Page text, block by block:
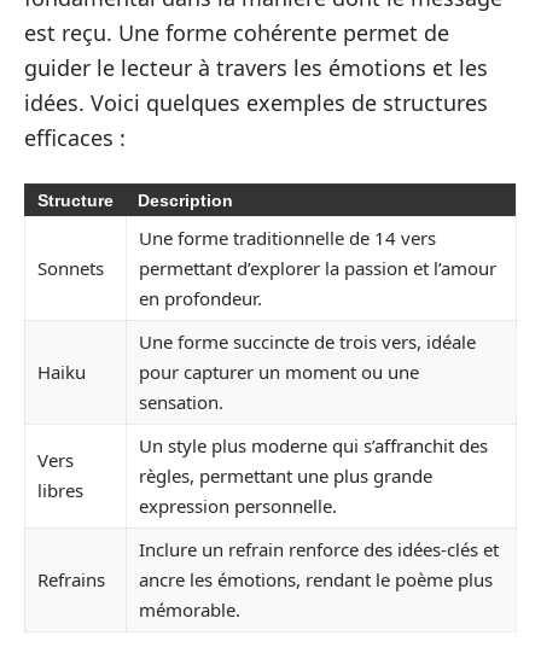
est reçu. Une forme cohérente permet de
guider le lecteur à travers les émotions et les
idées. Voici quelques exemples de structures
efficaces :
Structure Description
Sonnets
Une forme traditionnelle de 14 vers
permettant d’explorer la passion et l’amour
en profondeur.
Haiku
Une forme succincte de trois vers, idéale
pour capturer un moment ou une
sensation.
Vers
libres
Un style plus moderne qui s’affranchit des
règles, permettant une plus grande
expression personnelle.
Refrains
Inclure un refrain renforce des idées-clés et
ancre les émotions, rendant le poème plus
mémorable.